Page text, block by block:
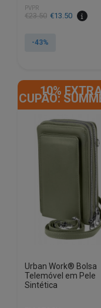
PVPR
€23.50
O
original
€13.50
O
atual
-43%
10%
CUPÃO:
Urban Work® Bolsa
Telemóvel em Pele
Sintética